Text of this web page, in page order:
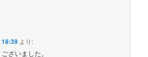
18:39 より:
ざいました。